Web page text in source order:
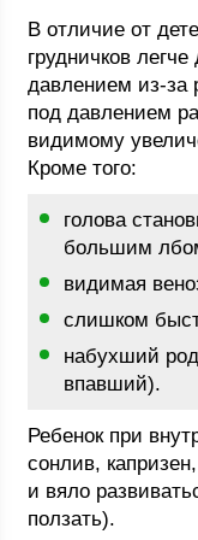
В отличие от
грудничков
давлением из-за
под давлением
видимому
Кроме того:
голова
большим
видимая
слишком
набухший
впавший).
Ребенок при
сонлив,
и вяло
ползать).